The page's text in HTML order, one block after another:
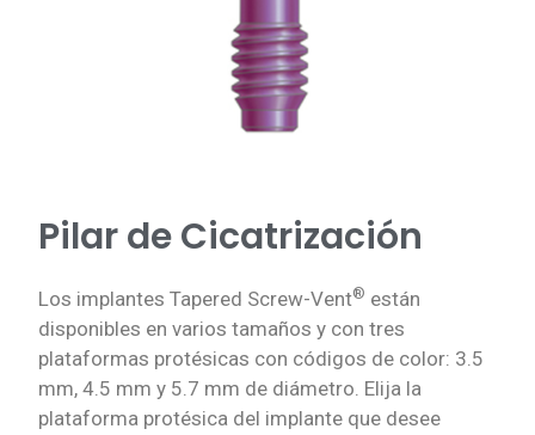
Pilar de Cicatrización
Los implantes Tapered Screw-Vent® están
disponibles en varios tamaños y con tres
plataformas protésicas con códigos de color: 3.5
mm, 4.5 mm y 5.7 mm de diámetro. Elija la
plataforma protésica del implante que desee